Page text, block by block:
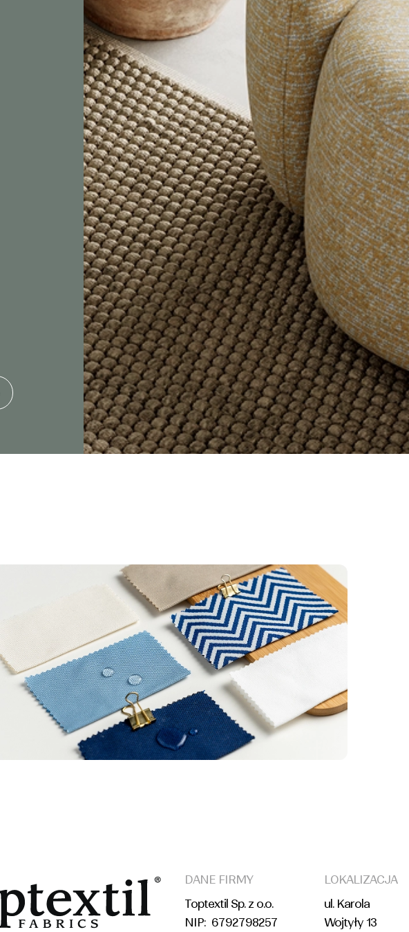
DANE FIRMY
Toptextil Sp. z o.o.
NIP: 6792798257
LOKALIZACJA
ul. Karola
Wojtyły 13